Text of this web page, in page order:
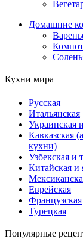
Домашние
Кухни мира
Русская
Итальянская
Украинская
Кавказская
кухни)
Узбекская и
Китайская и
Еврейская
Французская
Турецкая
Популярные